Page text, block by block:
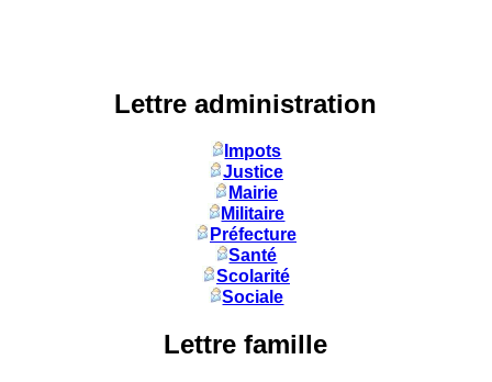
Lettre administration
Impots
Justice
Mairie
Militaire
Préfecture
Santé
Scolarité
Sociale
Lettre famille